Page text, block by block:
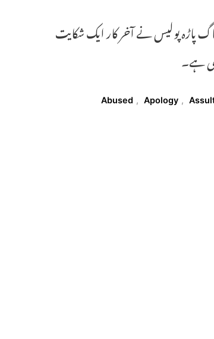
ناگ پاڑہ پولیس نے آخر کار ایک شکایت
ہے۔
Abused , Apology ,